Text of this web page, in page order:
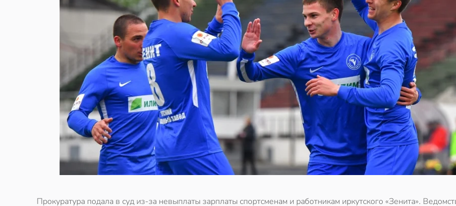
Прокуратура подала в суд из-за невыплаты зарплаты спортсменам и работникам иркутского «Зенита».